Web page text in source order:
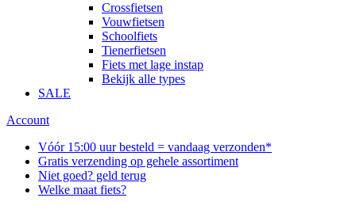
Crossfietsen
Vouwfietsen
Schoolfiets
Tienerfietsen
Fiets met lage instap
Bekijk alle types
SALE
Account
Vóór 15:00 uur besteld = vandaag verzonden*
Gratis verzending op gehele assortiment
Niet goed? geld terug
Welke maat fiets?